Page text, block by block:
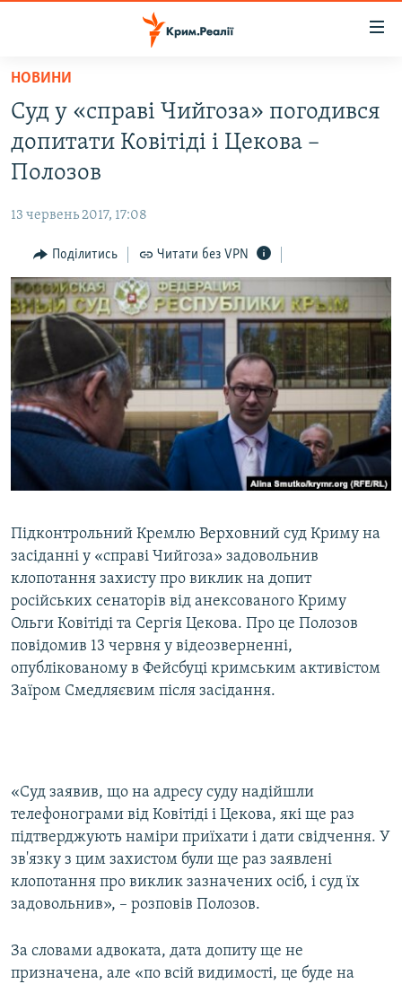
Перейти
основного
матеріалу
Перейти
до
основної
навігації
Перейти
до
пошуку
ВОДА.КРИМ
ВІДЕО ТА ФОТО
БЛОГИ
ПОГЛЯД
ІНТЕРВ'Ю
ВСЕ ЗА ДЕНЬ
СПЕЦПРОЕКТИ
ДЕПОРТАЦІЯ
ВІДЕОУРОКИ «ELIFBE»
СВІДЧЕННЯ ОКУПАЦІЇ
УКРАЇНСЬКА ПРОБЛЕМА КРИМУ
ЯК ОБІЙТИ БЛОКУВАННЯ
Русский
Qırımtatar
Усі сайти RFE/RL
НОВИНИ
Суд у «справі Чийгоза» погодився
допитати Ковітіді і Цекова –
Полозов
13 червень 2017, 17:08
Поділитись Читати без VPN
Підконтрольний Кремлю Верховний суд Криму на
засіданні у «справі Чийгоза» задовольнив
клопотання захисту про виклик на допит
російських сенаторів від анексованого Криму
Ольги Ковітіді та Сергія Цекова. Про це Полозов
повідомив 13 червня у відеозверненні,
опублікованому в Фейсбуці кримським активістом
Заїром Смедляєвим після засідання.
«Суд заявив, що на адресу суду надійшли
телефонограми від Ковітіді і Цекова, які ще раз
підтверджують наміри приїхати і дати свідчення. У
зв'язку з цим захистом були ще раз заявлені
клопотання про виклик зазначених осіб, і суд їх
задовольнив», – розповів Полозов.
За словами адвоката, дата допиту ще не
призначена, але «по всій видимості, це буде на